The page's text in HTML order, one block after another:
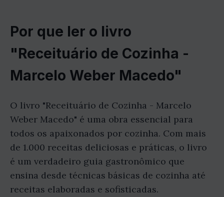
Por que ler o livro
"Receituário de Cozinha -
Marcelo Weber Macedo"
O livro "Receituário de Cozinha - Marcelo
Weber Macedo" é uma obra essencial para
todos os apaixonados por cozinha. Com mais
de 1.000 receitas deliciosas e práticas, o livro
é um verdadeiro guia gastronômico que
ensina desde técnicas básicas de cozinha até
receitas elaboradas e sofisticadas.